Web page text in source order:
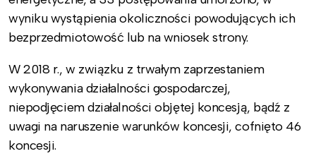
wyniku wystąpienia okoliczności powodujących ich
bezprzedmiotowość lub na wniosek strony.
W 2018 r., w związku z trwałym zaprzestaniem
wykonywania działalności gospodarczej,
niepodjęciem działalności objętej koncesją, bądź z
uwagi na naruszenie warunków koncesji, cofnięto 46
koncesji.